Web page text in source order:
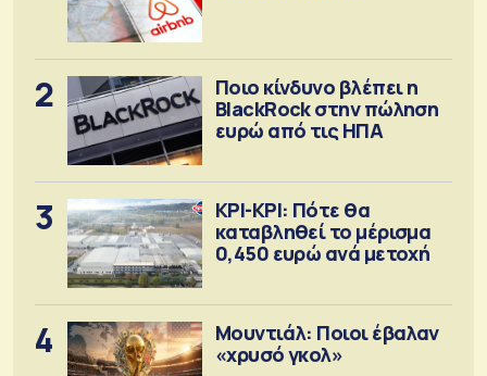
2
Ποιο κίνδυνο βλέπει η
BlackRock στην πώληση
ευρώ από τις ΗΠΑ
3
ΚΡΙ-ΚΡΙ: Πότε θα
καταβληθεί το μέρισμα
0,450 ευρώ ανά μετοχή
4
Μουντιάλ: Ποιοι έβαλαν
«χρυσό γκολ»